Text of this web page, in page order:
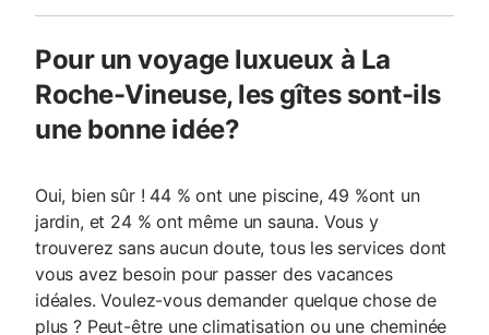
Pour un voyage luxueux à La
Roche-Vineuse, les gîtes sont-ils
une bonne idée?
Oui, bien sûr ! 44 % ont une piscine, 49 %ont un
jardin, et 24 % ont même un sauna. Vous y
trouverez sans aucun doute, tous les services dont
vous avez besoin pour passer des vacances
idéales. Voulez-vous demander quelque chose de
plus ? Peut-être une climatisation ou une cheminée